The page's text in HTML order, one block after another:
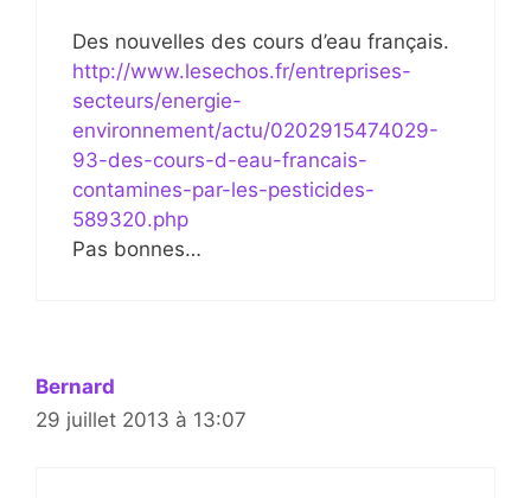
Des nouvelles des cours d’eau français.
http://www.lesechos.fr/entreprises-
secteurs/energie-
environnement/actu/0202915474029-
93-des-cours-d-eau-francais-
contamines-par-les-pesticides-
589320.php
Pas bonnes…
Bernard
29 juillet 2013 à 13:07